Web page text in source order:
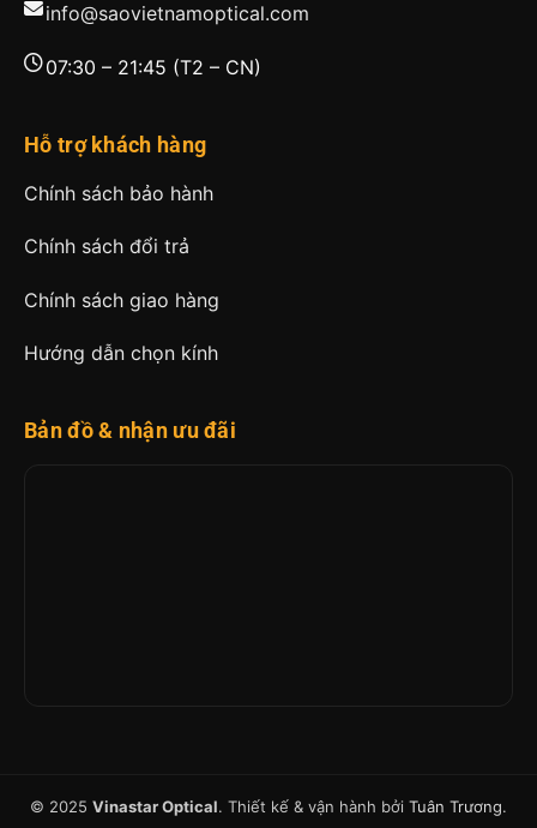
info@saovietnamoptical.com
07:30 – 21:45 (T2 – CN)
Hỗ trợ khách hàng
Chính sách bảo hành
Chính sách đổi trả
Chính sách giao hàng
Hướng dẫn chọn kính
Bản đồ & nhận ưu đãi
© 2025 Vinastar Optical. Thiết kế & vận hành bởi Tuân Trương.